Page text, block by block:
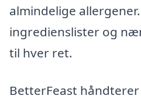
almindelige
ingredienslister og
til hver ret.
BetterFeast